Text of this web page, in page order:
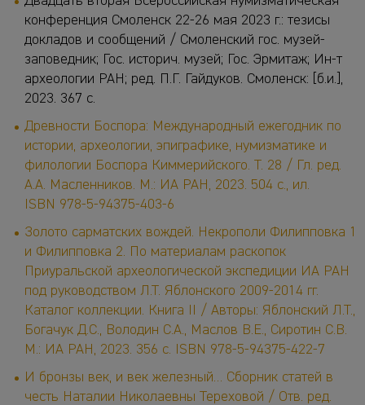
конференция Смоленск 22-26 мая 2023 г.: тезисы
докладов и сообщений / Смоленский гос. музей-
заповедник; Гос. историч. музей; Гос. Эрмитаж; Ин-т
археологии РАН; ред. П.Г. Гайдуков. Смоленск: [б.и.],
2023. 367 с.
Древности Боспора: Международный ежегодник по
истории, археологии, эпиграфике, нумизматике и
филологии Боспора Киммерийского. Т. 28 / Гл. ред.
А.А. Масленников. М.: ИА РАН, 2023. 504 с., ил.
ISBN 978-5-94375-403-6
Золото сарматских вождей. Некрополи Филипповка 1
и Филипповка 2. По материалам раскопок
Приуральской археологической экспедиции ИА РАН
под руководством Л.Т. Яблонского 2009-2014 гг.
Каталог коллекции. Книга II / Авторы: Яблонский Л.Т.,
Богачук Д.С., Володин С.А., Маслов В.Е., Сиротин С.В.
М.: ИА РАН, 2023. 356 с. ISBN 978-5-94375-422-7
И бронзы век, и век железный… Сборник статей в
честь Наталии Николаевны Тереховой / Отв. ред.